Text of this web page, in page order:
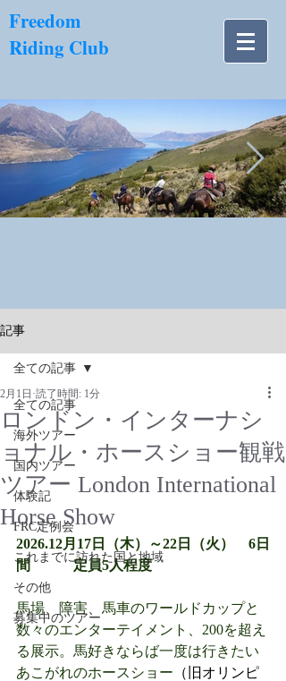
​Freedom
Riding Club
記事
全ての記事
海外ツアー
国内ツアー
体験記
FRC定例会
これまでに訪れた国と地域
その他
募集中のツアー
全ての記事
ロンドン・インターナシ
ョナル・ホースショー観戦
ツアー London International
Horse Show
2月1日 読了時間: 1分
2026.12月17日（木）～22日（火）　6日
間　　　定員5人程度
馬場、障害、馬車のワールドカップと
数々のエンターテイメント、200を超え
る展示。馬好きならば一度は行きたい
あこがれのホースショー （旧オリンピ